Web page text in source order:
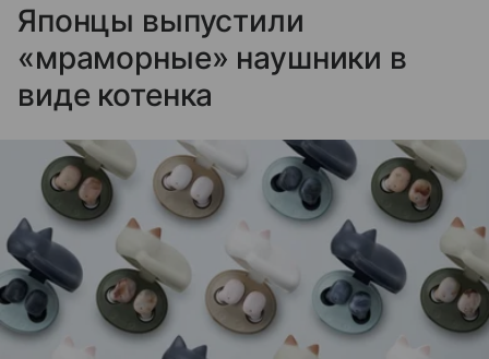
Японцы выпустили
«мраморные» наушники в
виде котенка